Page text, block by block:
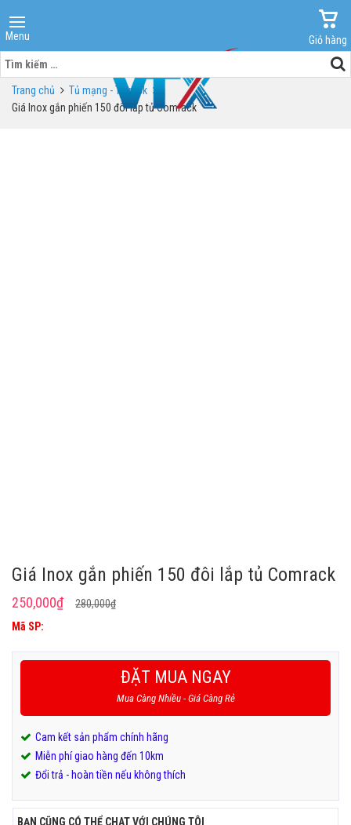
Menu
Giỏ hàng
Tìm
kiếm
cho:Trang chủ
Tủ mạng - Tủ rack
Giá Inox gắn phiến 150 đôi lắp tủ Comrack
Giá Inox gắn phiến 150 đôi lắp tủ Comrack
280,000₫Giá
280,000₫.
250,000₫
Giá
là:
250,000₫.
Mã SP:
ĐẶT MUA NGAY
Mua Càng Nhiều - Giá Càng Rẻ
Cam kết sản phẩm chính hãng
Miễn phí giao hàng đến 10km
Đổi trả - hoàn tiền nếu không thích
BẠN CŨNG CÓ THỂ CHAT VỚI CHÚNG TÔI